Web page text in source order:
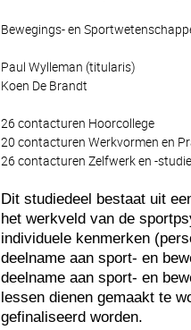
Bewegings- en
Paul Wylleman (titularis)
Koen De Brandt
26 contacturen Hoorcollege
20 contacturen Werkvormen en
26 contacturen Zelfwerk en -studie
Dit studiedeel bestaat uit
het werkveld van de
individuele kenmerken
deelname aan sport- en
deelname aan sport- en
lessen dienen gemaakt te
gefinaliseerd worden.